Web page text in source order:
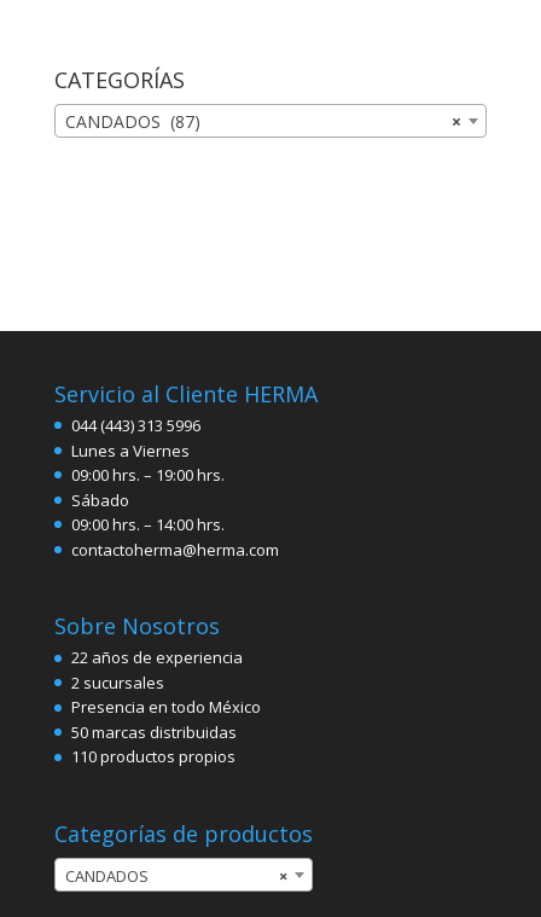
CATEGORÍAS
×
CANDADOS (87)
Servicio al Cliente HERMA
044 (443) 313 5996
Lunes a Viernes
09:00 hrs. – 19:00 hrs.
Sábado
09:00 hrs. – 14:00 hrs.
contactoherma@herma.com
Sobre Nosotros
22 años de experiencia
2 sucursales
Presencia en todo México
50 marcas distribuidas
110 productos propios
Categorías de productos
×
CANDADOS